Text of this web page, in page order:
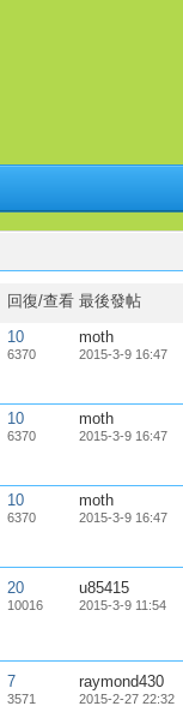
回復/查看 最後發帖
10
6370
moth
2015-3-9 16:47
10
6370
moth
2015-3-9 16:47
10
6370
moth
2015-3-9 16:47
20
10016
u85415
2015-3-9 11:54
7
3571
raymond430
2015-2-27 22:32